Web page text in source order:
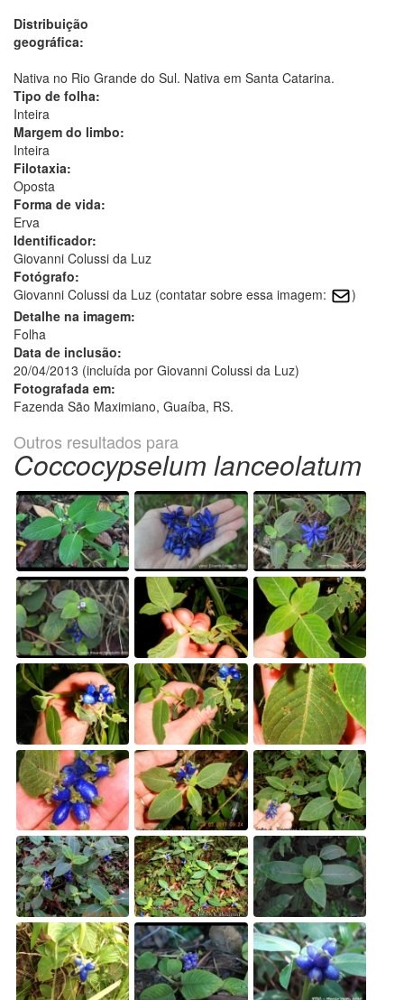
Distribuição
geográfica:
Nativa no Rio Grande do Sul. Nativa em Santa Catarina.
Tipo de folha:
Inteira
Margem do limbo:
Inteira
Filotaxia:
Oposta
Forma de vida:
Erva
Identificador:
Giovanni Colussi da Luz
Fotógrafo:
Giovanni Colussi da Luz (contatar sobre essa imagem:
)
Detalhe na imagem:
Folha
Data de inclusão:
20/04/2013 (incluída por Giovanni Colussi da Luz)
Fotografada em:
Fazenda São Maximiano, Guaíba, RS.
Outros resultados para
Coccocypselum lanceolatum